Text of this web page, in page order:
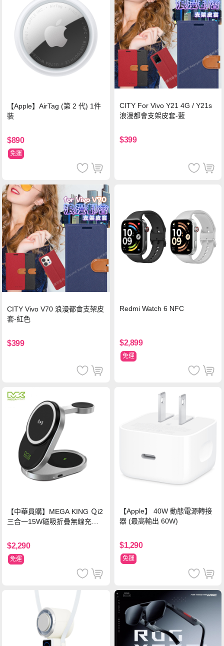
【Apple】AirTag (第 2 代) 1件
裝
$890
免運
CITY For Vivo Y21 4G / Y21s
浪漫都會支架皮套-藍
$399
CITY Vivo V70 浪漫都會支架皮
套-紅色
$399
Redmi Watch 6 NFC
$2,899
免運
【中華員購】MEGA KING Ｑi2
三合一15W磁吸折疊無線充電
$2,290
免運
【Apple】 40W 動態電源轉接
器 (最高輸出 60W)
$1,290
免運